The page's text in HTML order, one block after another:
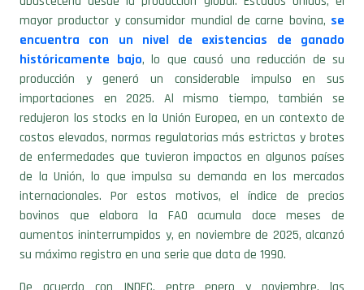
encuentra con un nivel de existencias de ganado
históricamente bajo , lo que causó una reducción de su
producción y generó un considerable impulso en sus
importaciones en 2025. Al mismo tiempo, también se
redujeron los stocks en la Unión Europea, en un contexto de
costos elevados, normas regulatorias más estrictas y brotes
de enfermedades que tuvieron impactos en algunos países
de la Unión, lo que impulsa su demanda en los mercados
internacionales. Por estos motivos, el índice de precios
bovinos que elabora la FAO acumula doce meses de
aumentos ininterrumpidos y, en noviembre de 2025, alcanzó
su máximo registro en una serie que data de 1990.
De acuerdo con INDEC, entre enero y noviembre, las
exportaciones de carne bovina de Argentina alcanzaron las